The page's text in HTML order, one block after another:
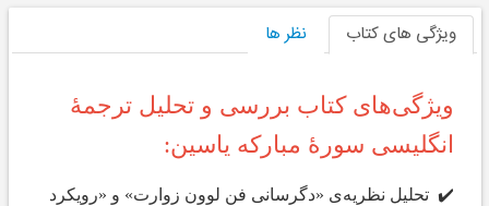
ویژگی های کتاب نظر ها
ویژگی‌های کتاب بررسی و تحلیل ترجمۀ
انگلیسی سورۀ مبارکه یاسین:
✔️ تحلیل نظریه‌ی «دگرسانی فن لوون زوارت» و «رویکرد